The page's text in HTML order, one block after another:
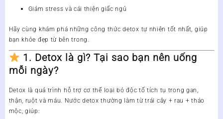
Giảm stress và cải thiện giấc ngủ
Hãy cùng khám phá những công thứcdetox tự nhiên tốt nhất, giúp
bạn khỏe đẹp từ bên trong.
1. Detox là gì? Tại sao bạn nên uống
mỗi ngày?
Detox là quá trình hỗ trợ cơ thể loại bỏ độc tố tích tụ trong gan,
thận, ruột và máu. Nước detox thường làm từtrái cây + rau + thảo
mộc, giúp: